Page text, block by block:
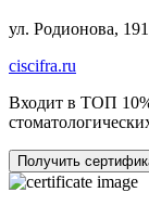
ул. Родионова,
ciscifra.ru
Входит в ТОП
Получить